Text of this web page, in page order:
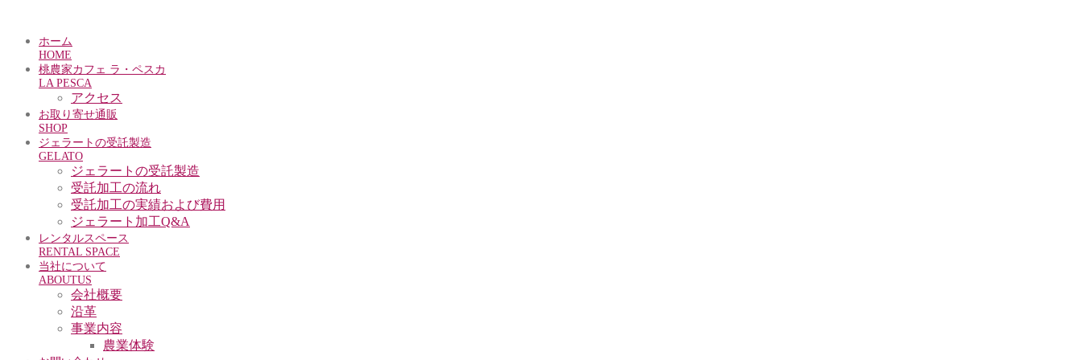
ホーム
HOME
桃農家カフェ ラ・ペスカ
LA PESCA
アクセス
お取り寄せ通販
SHOP
ジェラートの受託製造
GELATO
ジェラートの受託製造
受託加工の流れ
受託加工の実績および費用
ジェラート加工Q&A
レンタルスペース
RENTAL SPACE
当社について
ABOUTUS
会社概要
沿革
事業内容
農業体験